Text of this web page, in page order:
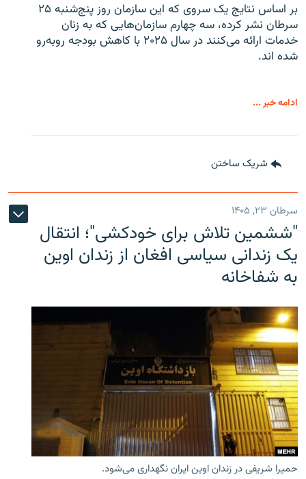
بر اساس نتایج یک سروی که این سازمان روز پنج‌شنبه ۲۵
سرطان نشر کرده، سه چهارم سازمان‌هایی که به زنان
خدمات ارائه می‌کنند در سال ۲۰۲۵ با کاهش بودجه روبه‌رو
شده اند.
ادامه خبر ...
شریک ساختن
سرطان ۲۳, ۱۴۰۵
"ششمین تلاش برای خودکشی"؛ انتقال
یک زندانی سیاسی افغان از زندان اوین
به شفاخانه
حمیرا شریفی در زندان اوین ایران نگهداری می‌شود.